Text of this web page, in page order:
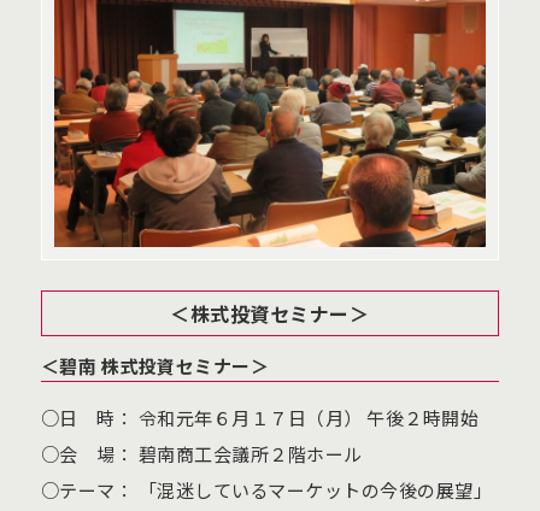
＜株式投資セミナー＞
＜碧南 株式投資セミナー＞
○日 時： 令和元年６月１７日（月） 午後２時開始
○会 場： 碧南商工会議所２階ホール
○テーマ： 「混迷しているマーケットの今後の展望」